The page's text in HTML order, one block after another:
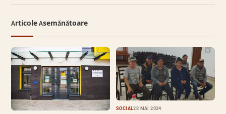
Articole Asemănătoare
SOCIAL28 MAI 2024